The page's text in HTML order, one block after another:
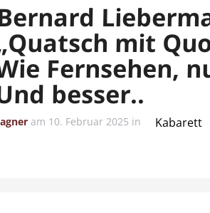
mit
Fernsehen,
besser..
am 10. Februar 2025 in Kabarett